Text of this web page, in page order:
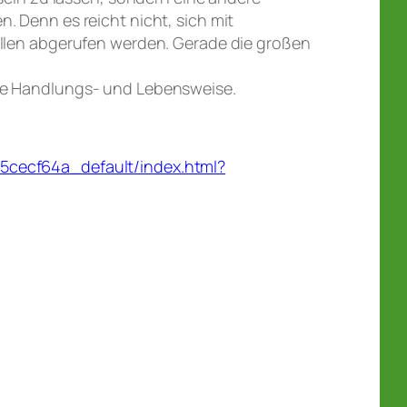
Denn es reicht nicht, sich mit
abgerufen werden. Gerade die großen
Handlungs- und Lebensweise.
index.html?